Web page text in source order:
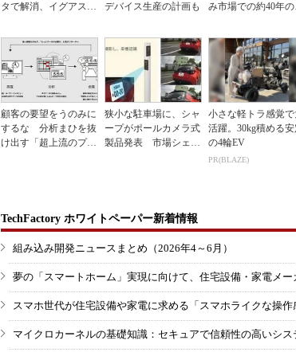
タで解消、イグアスが
デバイス生産の計画も
み市場での約40年の
顧客の要望をうのみに
するな 分析まひを抜
け出す「超上流のプロ
狭小な駐車場に、シャ
ープがポールカメラ式
製品発表 市場シェア
小さな軽トラ感覚
活躍。30kg積める安
の4輪EV
PR(BLAZE)
TechFactory ホワイトペーパー新着情報
組み込み開発ニュースまとめ（2026年4～6月）
夢の「スマートホーム」実現に向けて、住宅設備・家電メ
スマホ世代が住宅設備や家電に求める「スマホライクな操作
マイクロカーネルの基礎知識：セキュアで信頼性の高いシス